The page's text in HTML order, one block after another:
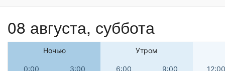
08 августа, суббота
Ночью Утром
0:00 3:00 6:00 9:00 12:00